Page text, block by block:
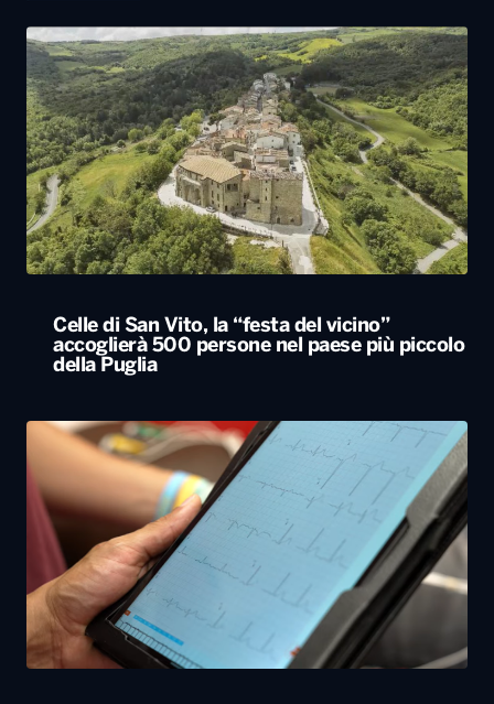
Celle di San Vito, la “festa del vicino”
accoglierà 500 persone nel paese più piccolo
della Puglia